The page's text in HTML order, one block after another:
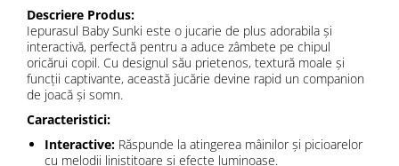
Descriere Produs:
Iepurasul Baby Sunki este o jucarie de plus adorabila și
interactivă, perfectă pentru a aduce zâmbete pe chipul
oricărui copil. Cu designul său prietenos, textură moale și
funcții captivante, această jucărie devine rapid un companion
de joacă și somn.
Caracteristici:
Interactive: Răspunde la atingerea mâinilor și picioarelor
cu melodii liniștitoare și efecte luminoase.